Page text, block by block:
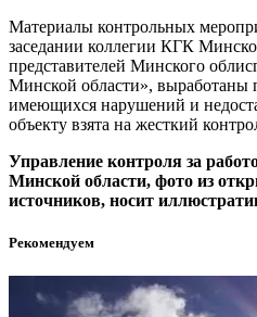
Материалы контрольных
заседании коллегии КГК
представителей Минского
Минской области», выработаны
имеющихся нарушений и
объекту взята на жесткий
Управление контроля за
Минской области, фото из
источников, носит
Рекомендуем